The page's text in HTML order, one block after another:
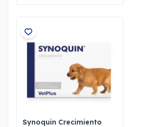
Synoquin Crecimiento